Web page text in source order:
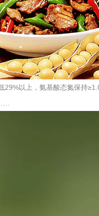
以上，氨基酸态氮保持